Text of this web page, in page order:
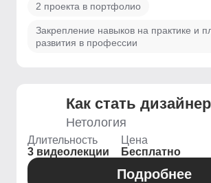
2 проекта в портфолио
Закрепление навыков на практике и
развития в профессии
Как стать
Нетология
Длительность
3 видеолекции
Цена
Бесплатно
Подробнее